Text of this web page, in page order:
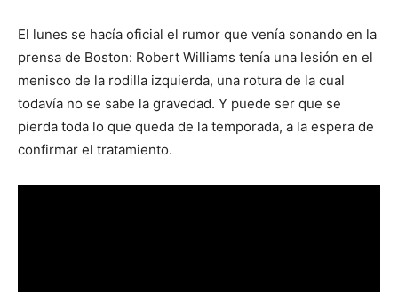
El lunes se hacía oficial el rumor que venía sonando en la
prensa de Boston: Robert Williams tenía una lesión en el
menisco de la rodilla izquierda, una rotura de la cual
todavía no se sabe la gravedad. Y puede ser que se
pierda toda lo que queda de la temporada, a la espera de
confirmar el tratamiento.